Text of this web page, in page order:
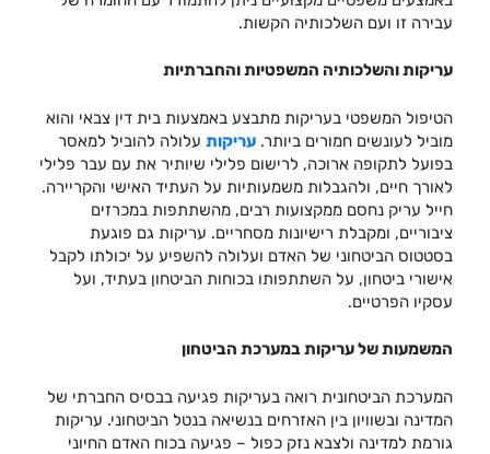
עבירה זו ועם השלכותיה הקשות.
עריקות והשלכותיה המשפטיות והחברתיות
הטיפול המשפטי בעריקות מתבצע באמצעות בית דין צבאי והוא
מוביל לעונשים חמורים ביותר. עריקותעלולה להוביל למאסר
בפועל לתקופה ארוכה, לרישום פלילי שיותיר את עם עבר פלילי
לאורך חיים, ולהגבלות משמעותיות על העתיד האישי והקריירה.
חייל עריק נחסם ממקצועות רבים, מהשתתפות במכרזים
ציבוריים, ומקבלת רישיונות מסחריים. עריקות גם פוגעת
בסטטוס הביטחוני של האדם ועלולה להשפיע על יכולתו לקבל
אישורי ביטחון, על השתתפותו בכוחות הביטחון בעתיד, ועל
עסקיו הפרטיים.
המשמעות של עריקות במערכת הביטחון
המערכת הביטחונית רואה בעריקות פגיעה בבסיס החברתי של
המדינה ובשוויון בין האזרחים בנשיאה בנטל הביטחוני. עריקות
גורמת למדינה ולצבא נזק כפול – פגיעה בכוח האדם החיוני